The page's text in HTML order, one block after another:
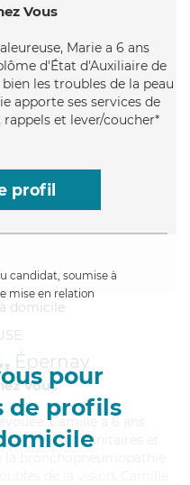
Vous
Marie a 6 ans
d'État d'Auxiliaire de
les troubles de la peau
apporte ses services de
et lever/coucher*
profil
candidat, soumise à
mise en relation
pour
de profils
Épernay
Vous
Camille a 6 ans
Carrières Sanitaires et